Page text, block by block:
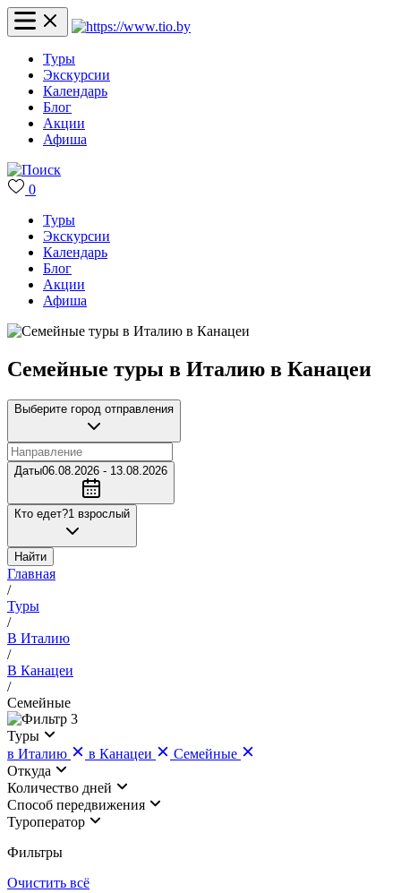
Туры
Экскурсии
Календарь
Блог
Акции
Афиша
0
Туры
Экскурсии
Календарь
Блог
Акции
Афиша
Семейные туры в Италию в Канацеи
Выберите город отправления
Даты06.08.2026 - 13.08.2026
Кто едет?1 взрослый
Найти
Главная
/
Туры
/
В Италию
/
В Канацеи
/
Семейные
3
Туры
в Италию
в Канацеи
Семейные
Откуда
Количество дней
Cпособ передвижения
Туроператор
Фильтры
Очистить всё